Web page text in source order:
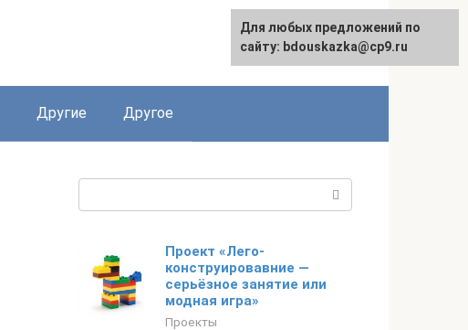
Другие Другое
Проект «Лего-
конструировавние —
серьёзное занятие или
модная игра»
Проекты
Для любых предложений по
сайту: bdouskazka@cp9.ru